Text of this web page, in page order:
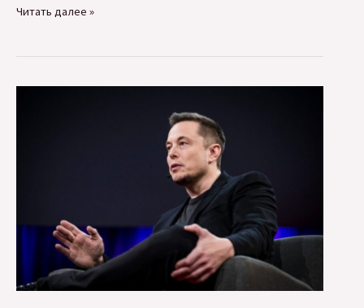
Маркетинг:
события
Читать далее »